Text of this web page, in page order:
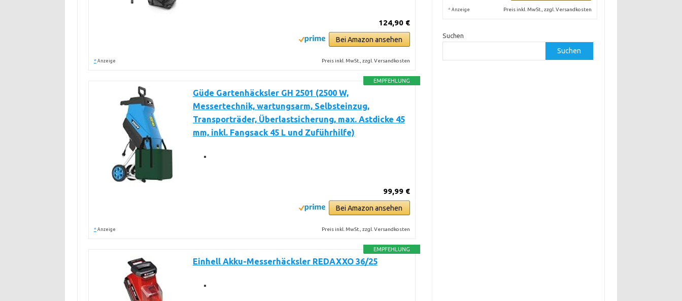
124,90 €
Bei Amazon ansehen
* Anzeige Preis inkl. MwSt., zzgl. Versandkosten
EMPFEHLUNG
Güde Gartenhäcksler GH 2501 (2500 W,
Messertechnik, wartungsarm, Selbsteinzug,
Transporträder, Überlastsicherung, max. Astdicke 45
mm, inkl. Fangsack 45 L und Zuführhilfe)
99,99 €
Bei Amazon ansehen
* Anzeige Preis inkl. MwSt., zzgl. Versandkosten
EMPFEHLUNG
Einhell Akku-Messerhäcksler REDAXXO 36/25
* Anzeige Preis inkl. MwSt., zzgl. Versandkosten
Suchen
Suchen